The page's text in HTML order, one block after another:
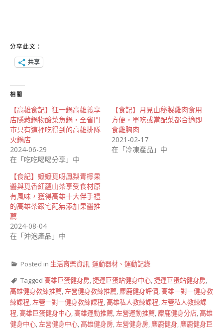
分享此文：
共享
相關
【高雄食記】狂一鍋高雄義享
店隱藏鍋物酸菜魚鍋，全省門
市只有這裡吃得到的高雄排隊
火鍋店
2024-06-29
在「吃吃喝喝分享」中
【食記】月見山秘製雞肉食用
方便，單吃或當配菜都合適即
食雞胸肉
2021-02-17
在「冷凍產品」中
【食記】嬤嬤覓呀鳳梨青檸果
醬與覓香紅蘊山茶享受食材原
有風味，獲得高雄十大伴手禮
的高雄茶跟宅配無添加果醬推
薦
2024-08-04
在「沖泡產品」中
Posted in 生活育樂資訊,運動器材、運動記錄
Tagged 高雄巨蛋健身房,捷運巨蛋站健身中心,捷運巨蛋站健身房,
高雄健身教練推薦,左營健身教練推薦, 麋鹿健身評價,高雄一對一健身教
練課程,左營一對一健身教練課程,高雄私人教練課程,左營私人教練課
程,高雄巨蛋健身中心,高雄運動推薦,左營運動推薦, 麋鹿健身分店,高雄
健身中心,左營健身中心,高雄健身房,左營健身房, 麋鹿健身, 麋鹿健身巨